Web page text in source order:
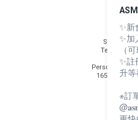
Safety
Shopping
Terms and
Personal Data
165 Anti-
✨
✨
（
✨
升等
※訂